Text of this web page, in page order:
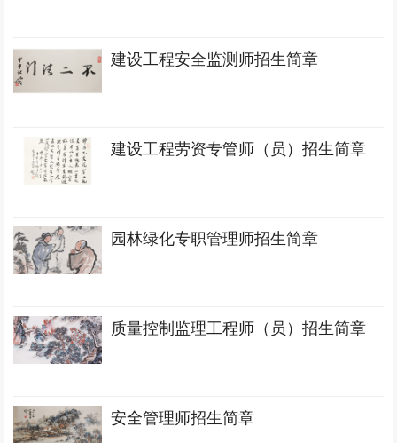
建设工程安全监测师招生简章
建设工程劳资专管师（员）招生简章
园林绿化专职管理师招生简章
质量控制监理工程师（员）招生简章
安全管理师招生简章